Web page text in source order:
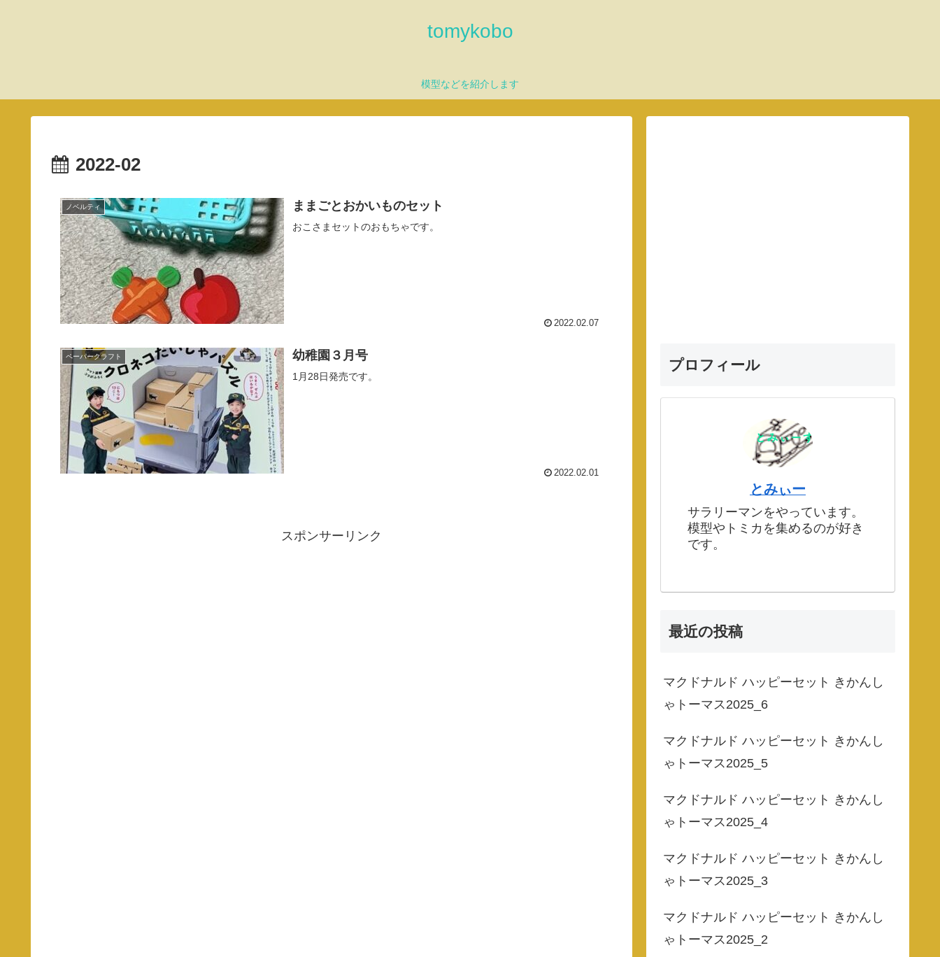
tomykobo
模型などを紹介します
2022-02
ノベルティ ままごとおかいものセット
おこさまセットのおもちゃです。
2022.02.07
ペーパークラフト 幼稚園３月号
1月28日発売です。
2022.02.01
スポンサーリンク
プロフィール
とみぃー
サラリーマンをやっています。
模型やトミカを集めるのが好き
です。
最近の投稿
マクドナルド ハッピーセット きかんし
ゃトーマス2025_6
マクドナルド ハッピーセット きかんし
ゃトーマス2025_5
マクドナルド ハッピーセット きかんし
ゃトーマス2025_4
マクドナルド ハッピーセット きかんし
ゃトーマス2025_3
マクドナルド ハッピーセット きかんし
ゃトーマス2025_2